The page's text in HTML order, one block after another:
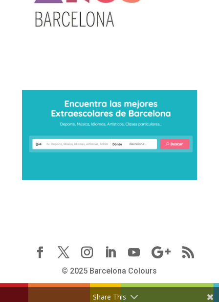
© 2025 Barcelona Colours
Share This